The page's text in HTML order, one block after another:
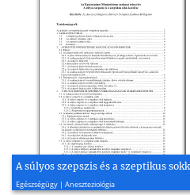
A súlyos szepszis és a szeptikus
Egészségügy | Aneszteziológia
2015, 51 oldal